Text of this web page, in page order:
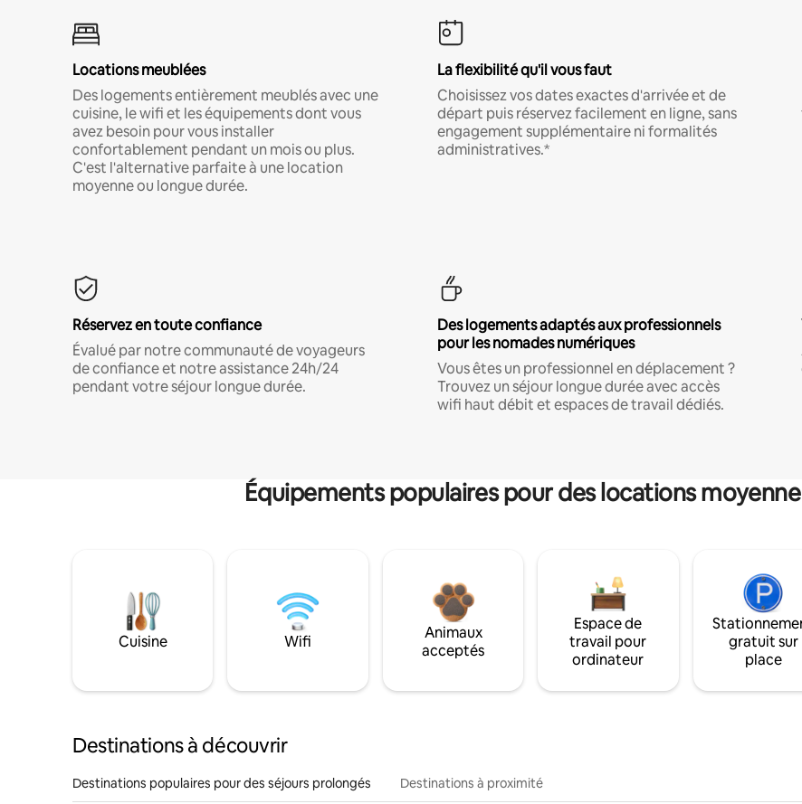
Locations meublées
Des logements entièrement meublés avec une
cuisine, le wifi et les équipements dont vous
avez besoin pour vous installer
confortablement pendant un mois ou plus.
C'est l'alternative parfaite à une location
moyenne ou longue durée.
La flexibilité qu'il vous faut
Choisissez vos dates exactes d'arrivée et de
départ puis réservez facilement en ligne, sans
engagement supplémentaire ni formalités
administratives.*
Réservez en toute confiance
Évalué par notre communauté de voyageurs
de confiance et notre assistance 24h/24
pendant votre séjour longue durée.
Des logements adaptés aux professionnels
pour les nomades numériques
Vous êtes un professionnel en déplacement ?
Trouvez un séjour longue durée avec accès
wifi haut débit et espaces de travail dédiés.
Équipements populaires pour des locations
Cuisine Wifi
Animaux
acceptés
Espace de
travail pour
ordinateur
gratuit sur
place
Destinations à découvrir
Destinations populaires pour des séjours prolongés Destinations à proximité